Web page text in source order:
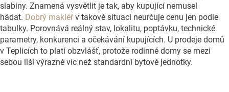
slabiny. Znamená vysvětlit je tak, aby kupující nemusel
hádat. Dobrý makléřv takové situaci neurčuje cenu jen podle
tabulky. Porovnává reálný stav, lokalitu, poptávku, technické
parametry, konkurenci a očekávání kupujících. U prodeje domů
v Teplicích to platí obzvlášť, protože rodinné domy se mezi
sebou liší výrazně víc než standardní bytové jednotky.